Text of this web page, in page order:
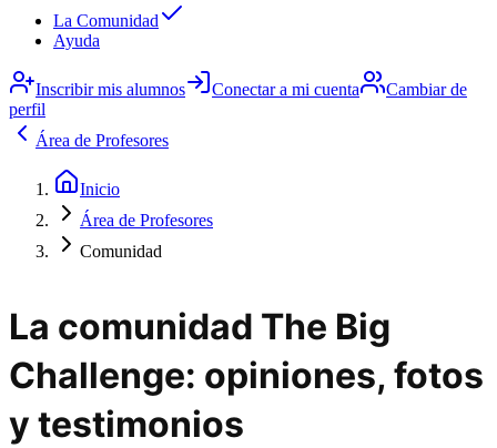
La Comunidad
Ayuda
Inscribir mis alumnos Conectar a mi cuenta
Cambiar de
perfil
Área de Profesores
Inicio
Área de Profesores
Comunidad
La comunidad The Big
Challenge: opiniones, fotos
y testimonios